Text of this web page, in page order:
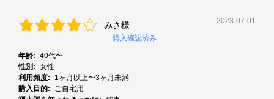
みさ様
購入確認済み
2023-07-01
年齢: 40代〜
性別: 女性
利用頻度:
1ヶ月以上〜3ヶ月未満
購入目的:
ご自宅用